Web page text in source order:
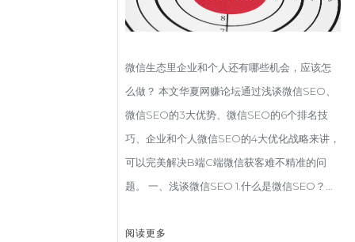
微信生态里企业和个人还有哪些机会，应该怎
么做？ 本文华夏网赚论坛通过浅谈微信SEO、
微信SEO的3大优势、微信SEO的6个排名技
巧、企业和个人微信SEO的4大优化战略来讲，
可以完美解决B端C端微信获客难不精准的问
题。 一、浅谈微信SEO 1.什么是微信SEO？...
阅读更多